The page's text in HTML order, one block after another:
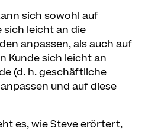
sich sowohl auf
sich leicht an die
anpassen, als auch auf
Kunde sich leicht an
(d. h. geschäftliche
und auf diese
es, wie Steve erörtert,